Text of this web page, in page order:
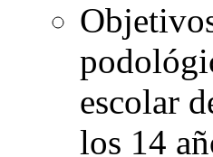
escolar
los 14